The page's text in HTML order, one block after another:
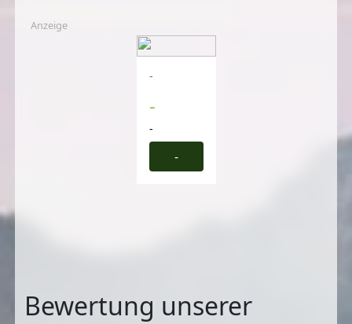
Anzeige
-
-
-
-
Bewertung unserer